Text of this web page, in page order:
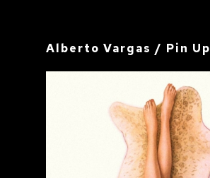
Alberto Vargas / Pin Up